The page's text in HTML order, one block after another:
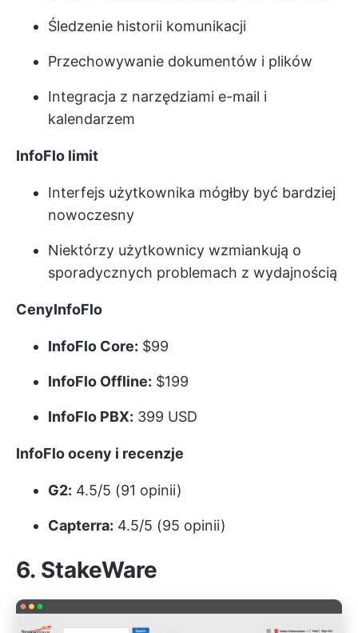
Śledzenie historii komunikacji
Przechowywanie dokumentów i plików
Integracja z narzędziami e-mail i
kalendarzem
InfoFlo limit
Interfejs użytkownika mógłby być bardziej
nowoczesny
Niektórzy użytkownicy wzmiankują o
sporadycznych problemach z wydajnością
CenyInfoFlo
InfoFlo Core: $99
InfoFlo Offline: $199
InfoFlo PBX: 399 USD
InfoFlo oceny i recenzje
G2: 4.5/5 (91 opinii)
Capterra: 4.5/5 (95 opinii)
6. StakeWare